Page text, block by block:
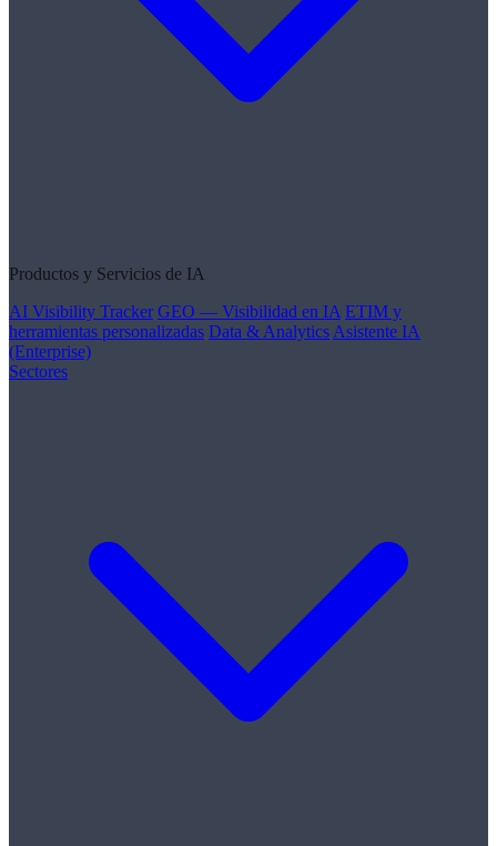
Productos y Servicios de IA
AI Visibility Tracker GEO — Visibilidad en IA ETIM y
herramientas personalizadas Data & Analytics Asistente IA
(Enterprise)
Sectores